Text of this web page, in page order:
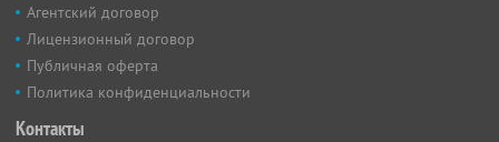
Агентский договор
Лицензионный договор
Публичная оферта
Политика конфиденциальности
Контакты